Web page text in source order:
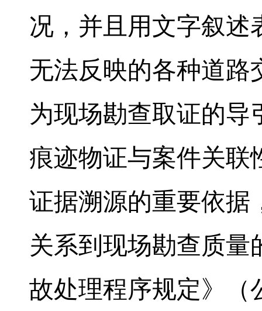
况，并且用文字叙述
无法反映的各种道路
为现场勘查取证的导
痕迹物证与案件关联
证据溯源的重要依据
关系到现场勘查质量
故处理程序规定》（